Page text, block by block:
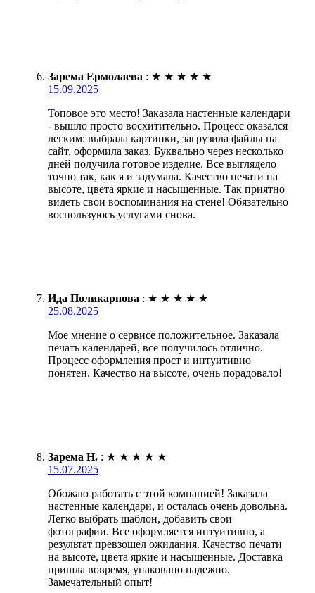
Зарема Ермолаева : ★ ★ ★ ★ ★
15.09.2025
Топовое это место! Заказала настенные календари
- вышло просто восхитительно. Процесс оказался
легким: выбрала картинки, загрузила файлы на
сайт, оформила заказ. Буквально через несколько
дней получила готовое изделие. Все выглядело
точно так, как я и задумала. Качество печати на
высоте, цвета яркие и насыщенные. Так приятно
видеть свои воспоминания на стене! Обязательно
воспользуюсь услугами снова.
Ида Поликарпова : ★ ★ ★ ★ ★
25.08.2025
Мое мнение о сервисе положительное. Заказала
печать календарей, все получилось отлично.
Процесс оформления прост и интуитивно
понятен. Качество на высоте, очень порадовало!
Зарема Н. : ★ ★ ★ ★ ★
15.07.2025
Обожаю работать с этой компанией! Заказала
настенные календари, и осталась очень довольна.
Легко выбрать шаблон, добавить свои
фотографии. Все оформляется интуитивно, а
результат превзошел ожидания. Качество печати
на высоте, цвета яркие и насыщенные. Доставка
пришла вовремя, упаковано надежно.
Замечательный опыт!